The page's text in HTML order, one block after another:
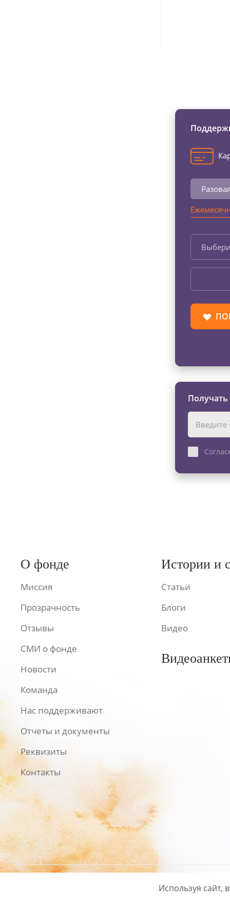
О фонде
Миссия
Прозрачность
Отзывы
СМИ о фонде
Новости
Команда
Нас поддерживают
Отчеты и документы
Реквизиты
Контакты
Истории и
Статьи
Блоги
Видео
Политика
Используя сайт,